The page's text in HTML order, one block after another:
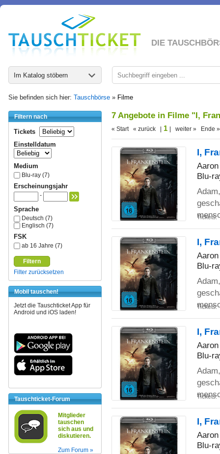
DIE
Im Katalog stöbern
Sie befinden sich hier: Tauschbörse » Filme
Filtern nach
Tickets
Einstelldatum
Medium
Blu-ray (7)
Erscheinungsjahr
-
Sprache
Deutsch (7)
Englisch (7)
FSK
ab 16 Jahre (7)
Filtern
Filter zurücksetzen
Mobil tauschen!
Jetzt die Tauschticket App für
Android und iOS laden!
Tauschticket-Forum
Mitglieder
tauschen
sich aus und
diskutieren.
Zum Forum »
7 Angebote in Filme "I,
« Start « zurück | 1 | weiter » Ende »
I,
Blu-
Tickets:
I,
Blu-
Tickets:
I,
Blu-
Tickets:
I,
Blu-